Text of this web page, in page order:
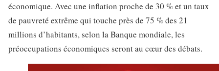
économique. Avec une inflation proche de 30 % et un taux
de pauvreté extrême qui touche près de 75 % des 21
millions d’habitants, selon la Banque mondiale, les
préoccupations économiques seront au cœur des débats.